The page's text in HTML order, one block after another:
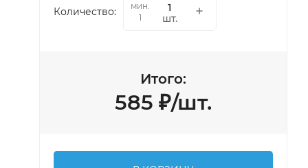
Количество:
мин.
1
шт.
Итого:
585 ₽/шт.